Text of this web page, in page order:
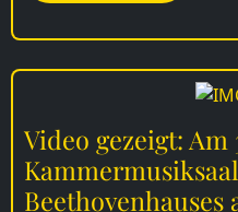
Video gezeigt: Am